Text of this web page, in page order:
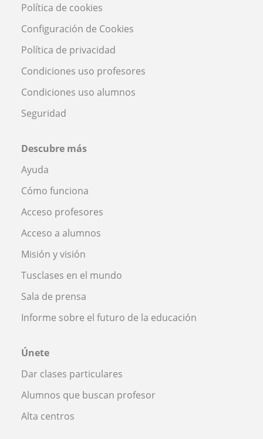
Política de cookies
Configuración de Cookies
Política de privacidad
Condiciones uso profesores
Condiciones uso alumnos
Seguridad
Descubre más
Ayuda
Cómo funciona
Acceso profesores
Acceso a alumnos
Misión y visión
Tusclases en el mundo
Sala de prensa
Informe sobre el futuro de la educación
Únete
Dar clases particulares
Alumnos que buscan profesor
Alta centros